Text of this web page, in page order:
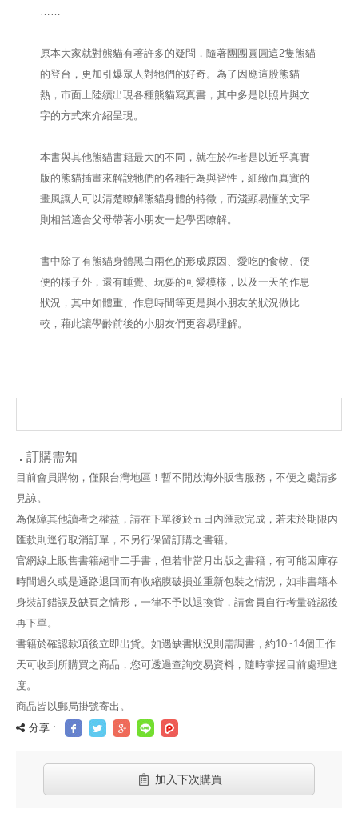
……
原本大家就對熊貓有著許多的疑問，隨著團團圓圓這2隻熊貓
的登台，更加引爆眾人對牠們的好奇。為了因應這股熊貓
熱，市面上陸續出現各種熊貓寫真書，其中多是以照片與文
字的方式來介紹呈現。
本書與其他熊貓書籍最大的不同，就在於作者是以近乎真實
版的熊貓插畫來解說牠們的各種行為與習性，細緻而真實的
畫風讓人可以清楚瞭解熊貓身體的特徵，而淺顯易懂的文字
則相當適合父母帶著小朋友一起學習瞭解。
書中除了有熊貓身體黑白兩色的形成原因、愛吃的食物、便
便的樣子外，還有睡覺、玩耍的可愛模樣，以及一天的作息
狀況，其中如體重、作息時間等更是與小朋友的狀況做比
較，藉此讓學齡前後的小朋友們更容易理解。
訂購需知
目前會員購物，僅限台灣地區！暫不開放海外販售服務，不便之處請多
見諒。
為保障其他讀者之權益，請在下單後於五日內匯款完成，若未於期限內
匯款則逕行取消訂單，不另行保留訂購之書籍。
官網線上販售書籍絕非二手書，但若非當月出版之書籍，有可能因庫存
時間過久或是通路退回而有收縮膜破損並重新包裝之情況，如非書籍本
身裝訂錯誤及缺頁之情形，一律不予以退換貨，請會員自行考量確認後
再下單。
書籍於確認款項後立即出貨。如遇缺書狀況則需調書，約10~14個工作
天可收到所購買之商品，您可透過查詢交易資料，隨時掌握目前處理進
度。
商品皆以郵局掛號寄出。
分享 :
加入下次購買